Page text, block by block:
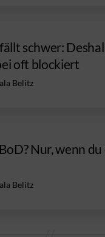
schwer:
oft blockiert
Belitz
Nur, wenn du
Belitz